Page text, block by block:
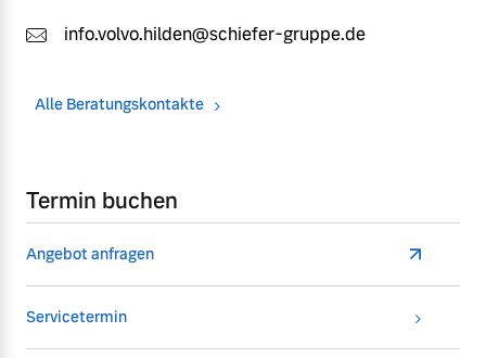
info.volvo.hilden@schiefer-gruppe.de
Alle Beratungskontakte
Termin buchen
Angebot anfragen
Servicetermin